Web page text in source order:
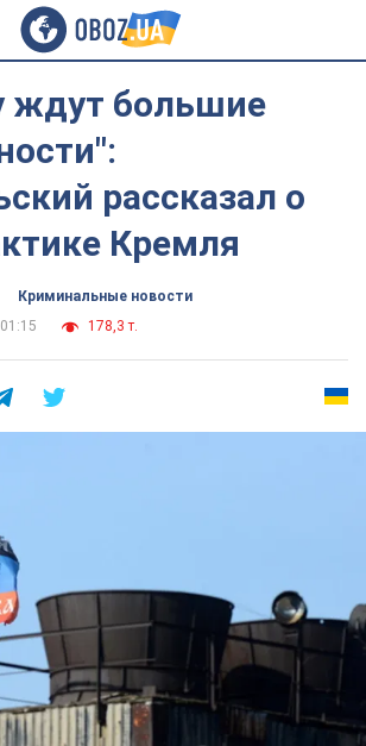
ждут большие
рассказал о
Кремля
Криминальные новости
178,3 т.